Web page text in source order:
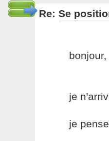
Re: Se
bonjour,
je
je